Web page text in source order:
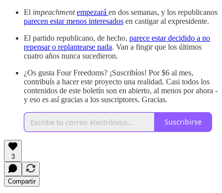
El impeachment empezará en dos semanas, y los republicanos
parecen estar menos interesados en castigar al expresidente.
El partido republicano, de hecho, parece estar decidido a no
repensar o replantearse nada. Van a fingir que los últimos
cuatro años nunca sucedieron.
¿Os gusta Four Freedoms? ¡Suscribíos! Por $6 al mes,
contribuís a hacer este proyecto una realidad. Casi todos los
contenidos de este boletín son en abierto, al menos por ahora -
y eso es así gracias a los suscriptores. Gracias.
Suscribirse
3
Compartir